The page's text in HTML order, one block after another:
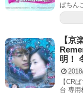
ぱちん
【京
明！
【CR
台 専用